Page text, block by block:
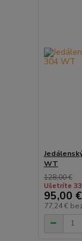
WT
128,00 €
Ušetríte
95,00 €
77,24 €